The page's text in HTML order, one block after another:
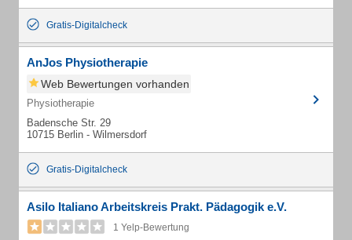
Gratis-Digitalcheck
AnJos Physiotherapie
Web Bewertungen vorhanden
Physiotherapie
Badensche Str. 29
10715 Berlin - Wilmersdorf
Gratis-Digitalcheck
Asilo Italiano Arbeitskreis Prakt. Pädagogik e.V.
1 Yelp-Bewertung